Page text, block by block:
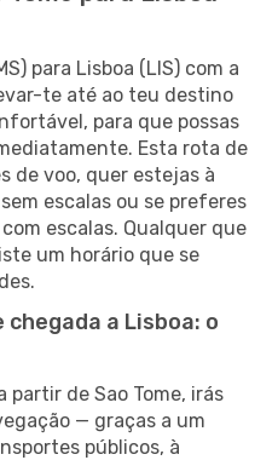
para Lisboa (LIS) com a
te até ao teu destino
para que possas
Esta rota de
de voo, quer estejas à
escalas ou se preferes
escalas. Qualquer que
um horário que se
chegada a Lisboa: o
partir de Sao Tome, irás
— graças a um
públicos, à